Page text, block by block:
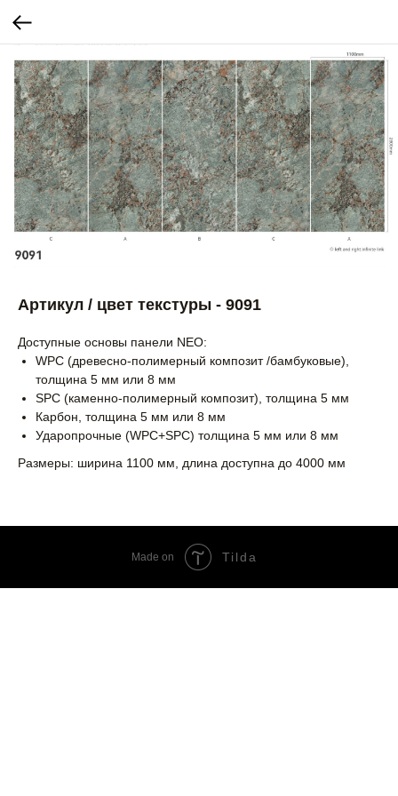
Артикул / цвет текстуры - 9091
Доступные основы панели NEO:
WPC (древесно-полимерный композит /бамбуковые),
толщина 5 мм или 8 мм
SPC (каменно-полимерный композит), толщина 5 мм
Карбон, толщина 5 мм или 8 мм
Ударопрочные (WPC+SPC) толщина 5 мм или 8 мм
Размеры: ширина 1100 мм, длина доступна до 4000 мм
Made on Tilda